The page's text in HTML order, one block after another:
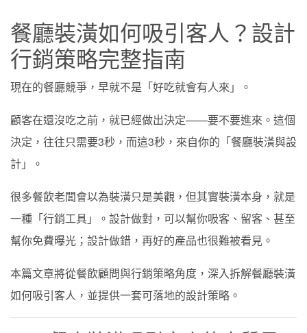
餐廳裝潢如何吸引客人？設計
行銷策略完整指南
現在的餐廳競爭，早就不是「好吃就會有人來」。
顧客在還沒吃之前，就已經做出決定——要不要進來。這個
決定，往往只需要3秒，而這3秒，來自你的「餐廳裝潢與設
計」。
很多餐飲老闆會以為裝潢只是美觀，但其實裝潢本身，就是
一種「行銷工具」。設計做對，可以幫你吸客、留客、甚至
幫你免費曝光；設計做錯，再好的產品也很難被看見。
本篇文章將從餐飲顧問與行銷策略角度，深入拆解餐廳裝潢
如何吸引客人，並提供一套可落地的設計策略。